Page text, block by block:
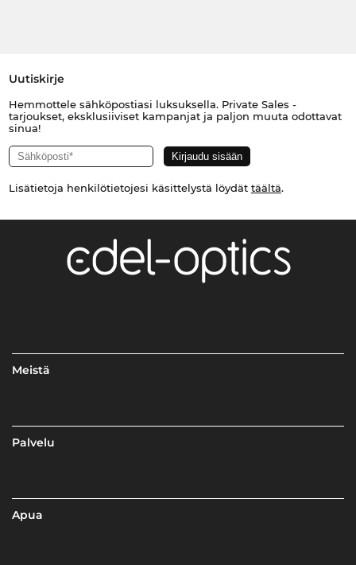
Uutiskirje
Hemmottele sähköpostiasi luksuksella. Private Sales -
tarjoukset, eksklusiiviset kampanjat ja paljon muuta odottavat
sinua!
Lisätietoja henkilötietojesi käsittelystä löydät täältä.
Meistä
Palvelu
Apua